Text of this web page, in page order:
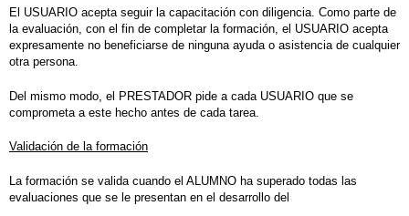
El USUARIO acepta seguir la capacitación con diligencia. Como parte de
la evaluación, con el fin de completar la formación, el USUARIO acepta
expresamente no beneficiarse de ninguna ayuda o asistencia de cualquier
otra persona.
Del mismo modo, el PRESTADOR pide a cada USUARIO que se
comprometa a este hecho antes de cada tarea.
Validación de la formación
La formación se valida cuando el ALUMNO ha superado todas las
evaluaciones que se le presentan en el desarrollo del